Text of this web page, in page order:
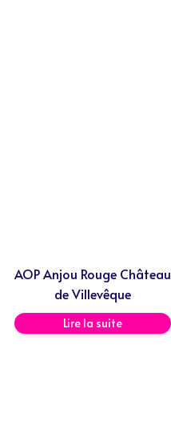
AOP Anjou Rouge Château
de Villevêque
Lire la suite